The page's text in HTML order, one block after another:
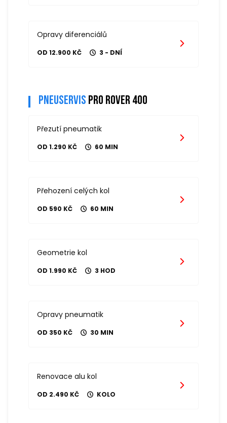
Opravy diferenciálů
OD 12.900 KČ 3 - DNÍ
Pneuservis pro rover 400
Přezutí pneumatik
OD 1.290 KČ 60 MIN
Přehození celých kol
OD 590 KČ 60 MIN
Geometrie kol
OD 1.990 KČ 3 HOD
Opravy pneumatik
OD 350 KČ 30 MIN
Renovace alu kol
OD 2.490 KČ KOLO